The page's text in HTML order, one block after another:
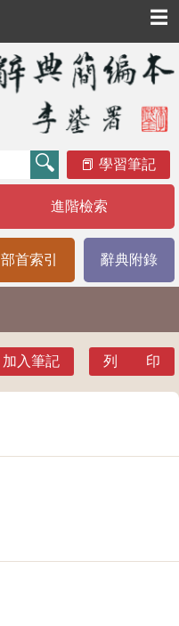
☰
學習筆記
進階檢索
部首索引 辭典附錄
加入筆記 列 印